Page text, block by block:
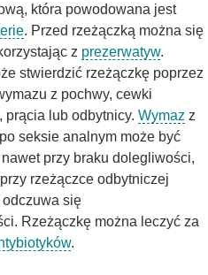
która powodowana jest
. Przed rzeżączką można się
z prezerwatyw.
stwierdzić rzeżączkę poprzez
z pochwy, cewki
prącia lub odbytnicy. Wymaz z
seksie analnym może być
przy braku dolegliwości,
rzeżączce odbytniczej
się
Rzeżączkę można leczyć za
.